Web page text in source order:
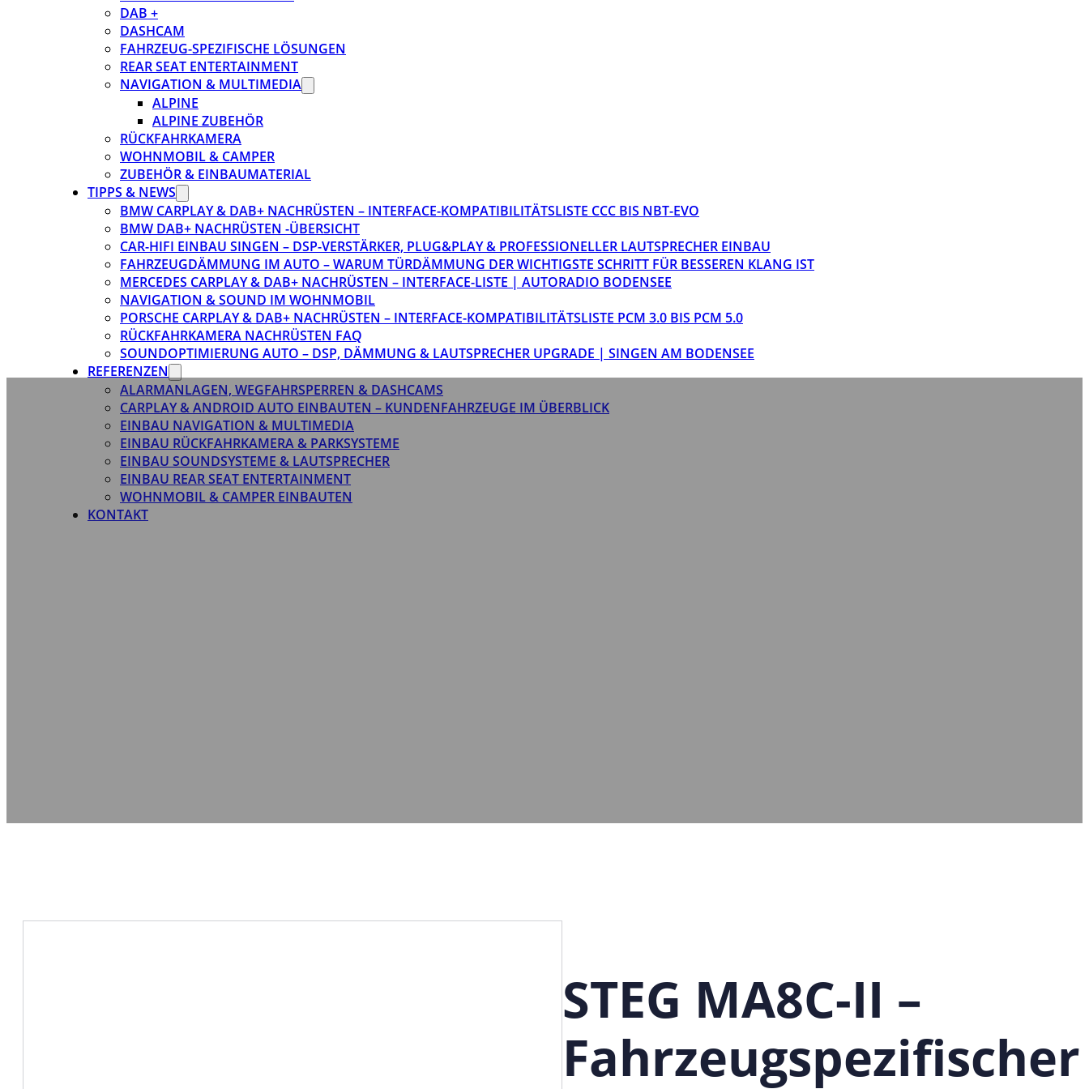
DAB +
DASHCAM
FAHRZEUG-SPEZIFISCHE LÖSUNGEN
REAR SEAT ENTERTAINMENT
NAVIGATION & MULTIMEDIA
ALPINE
ALPINE ZUBEHÖR
RÜCKFAHRKAMERA
WOHNMOBIL & CAMPER
ZUBEHÖR & EINBAUMATERIAL
TIPPS & NEWS
BMW CARPLAY & DAB+ NACHRÜSTEN – INTERFACE-KOMPATIBILITÄTSLISTE CCC BIS NBT-EVO
BMW DAB+ NACHRÜSTEN -ÜBERSICHT
CAR-HIFI EINBAU SINGEN – DSP-VERSTÄRKER, PLUG&PLAY & PROFESSIONELLER LAUTSPRECHER EINBAU
FAHRZEUGDÄMMUNG IM AUTO – WARUM TÜRDÄMMUNG DER WICHTIGSTE SCHRITT FÜR BESSEREN KLANG IST
MERCEDES CARPLAY & DAB+ NACHRÜSTEN – INTERFACE-LISTE | AUTORADIO BODENSEE
NAVIGATION & SOUND IM WOHNMOBIL
PORSCHE CARPLAY & DAB+ NACHRÜSTEN – INTERFACE-KOMPATIBILITÄTSLISTE PCM 3.0 BIS PCM 5.0
RÜCKFAHRKAMERA NACHRÜSTEN FAQ
SOUNDOPTIMIERUNG AUTO – DSP, DÄMMUNG & LAUTSPRECHER UPGRADE | SINGEN AM BODENSEE
REFERENZEN
ALARMANLAGEN, WEGFAHRSPERREN & DASHCAMS
CARPLAY & ANDROID AUTO EINBAUTEN – KUNDENFAHRZEUGE IM ÜBERBLICK
EINBAU NAVIGATION & MULTIMEDIA
EINBAU RÜCKFAHRKAMERA & PARKSYSTEME
EINBAU SOUNDSYSTEME & LAUTSPRECHER
EINBAU REAR SEAT ENTERTAINMENT
WOHNMOBIL & CAMPER EINBAUTEN
KONTAKT
STEG MA8C-II –
Fahrzeugspezifischer